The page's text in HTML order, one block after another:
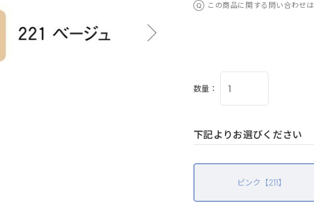
この商品に関する問い合わせは
数量：
下記よりお選びください
ピンク【211】